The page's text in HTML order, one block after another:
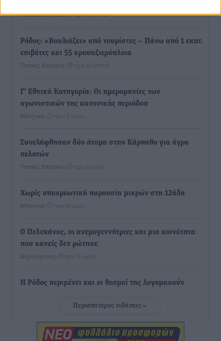
Τοπικές Ειδήσεις• πριν 2 λεπτά
Ρόδος: «Βουλιάζει» από τουρίστες – Πάνω από 1 εκατ.
επιβάτες και 55 κρουαζιερόπλοια
Τοπικές Ειδήσεις πριν 12 λεπτά
Γ’ Εθνική Κατηγορία: Οι ημερομηνίες των
αγωνιστικών της κανονικής περιόδου
Αθλητικά πριν 5 ώρες
Συνελήφθησαν δύο άτομα στην Κάρπαθο για άγρα
πελατών
Τοπικές Ειδήσεις πριν 6 ώρες
Χωρίς υποχρεωτική παρουσία μικρών στη 12άδα
Αθλητικά πριν 6 ώρες
Ο Πελεκάνος, οι ανεμογεννήτριες και μια κοινότητα
που κανείς δεν ρώτησε
Δημο-Κρίσεις πριν 6 ώρες
Η Ρόδος περιμένει και οι θεσμοί της λογομαχούν
Τα Γλυπτά του Παρθενώνα ως προσωπικό δώρο στον
Περισσότερες ειδήσεις